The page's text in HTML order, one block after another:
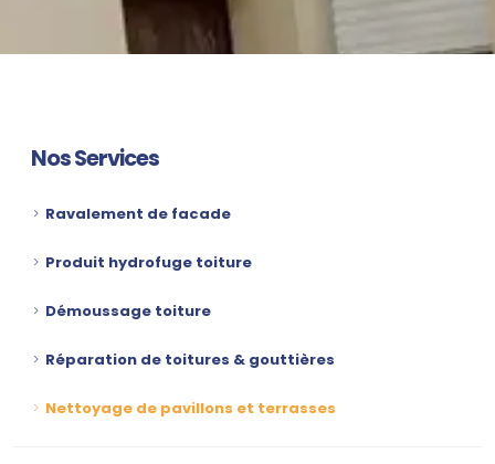
Nos Services
Ravalement de facade
Produit hydrofuge toiture
Démoussage toiture
Réparation de toitures & gouttières
Nettoyage de pavillons et terrasses